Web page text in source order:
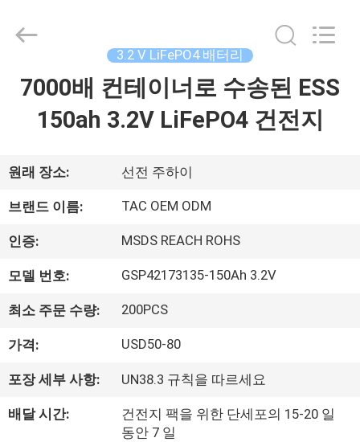
집
품
동
영
회
사
소
2011
Sunland
Reserved.
3.2 V LiFePO4 배터리
7000배 컨테이너로 수송된 ESS
150ah 3.2V LiFePO4 건전지
원래 장소: 선전 주하이
브랜드 이름: TAC OEM ODM
인증: MSDS REACH ROHS
모델 번호: GSP42173135-150Ah 3.2V
최소 주문 수량: 200PCS
가격: USD50-80
포장 세부 사항: UN38.3 규칙을 따르세요
배달 시간:
건전지 팩을 위한 단세포의 15-20 일
동안 7 일